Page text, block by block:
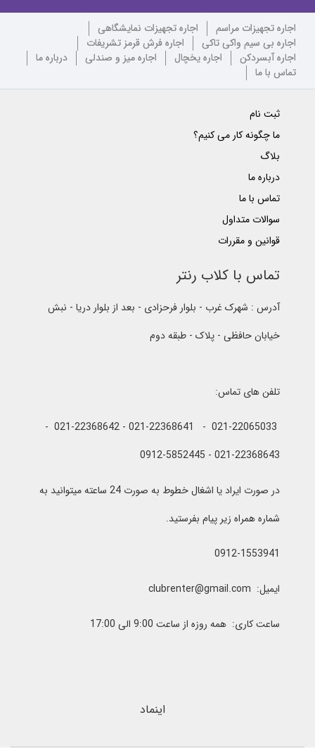
اجاره تجهیزات مراسم
اجاره تجهیزات نمایشگاهی
اجاره بی سیم واکی تاکی
اجاره فرش قرمز تشریفات
اجاره آبسردکن
اجاره یخچال اجاره میز و صندلی
درباره ما
تماس با ما
ثبت نام
ما چگونه کار می کنیم؟
بلاگ
درباره ما
تماس با ما
سوالات متداول
قوانین و مقررات
تماس با کلاب رنتر
آدرس : شهرک غرب - بلوار فرحزادی - بعد از بلوار دریا - نبش
خیابان حافظی - پلاک - طبقه دوم
تلفن های تماس:
021-22065033 - 021-22368641 - 021-22368642 -
021-22368643 - 0912-5852445
در صورت ایراد یا اشغال خطوط به صورت 24 ساعته میتوانید به
شماره همراه زیر پیام بفرستید.
0912-1553941
ایمیل: clubrenter@gmail.com
ساعت کاری: همه روزه از ساعت 9:00 الی 17:00
اینماد